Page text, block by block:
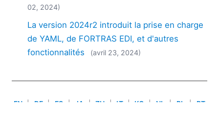
2011
2009
2008
2007
02, 2024)
La version 2024r2 introduit la prise en charge
de YAML, de FORTRAS EDI, et d'autres
fonctionnalités
(avril 23, 2024)
EN | DE | ES | JA | ZH | IT | KO | NL | PL | PT